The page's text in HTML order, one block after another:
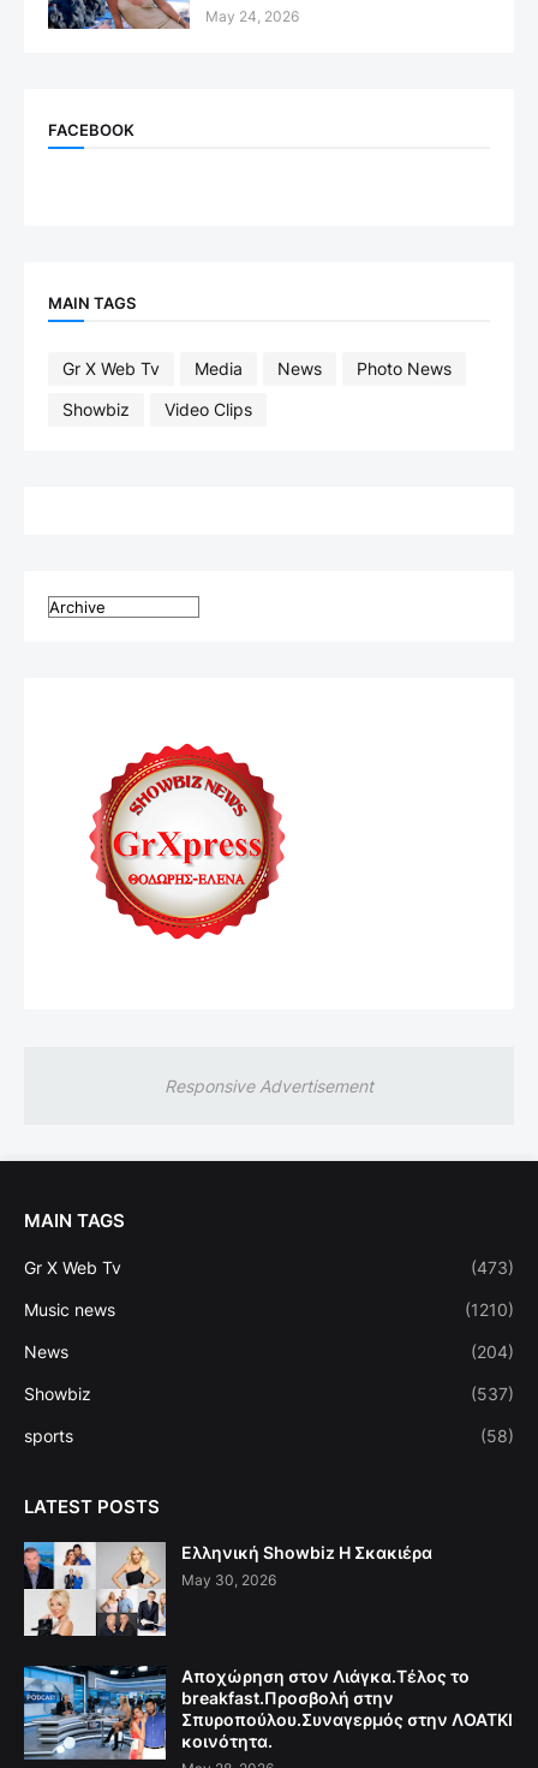
May 24, 2026
FACEBOOK
MAIN TAGS
Gr X Web Tv Media News
Photo News
Showbiz
Video Clips
Responsive Advertisement
MAIN TAGS
Gr X Web Tv (473)
Music news (1210)
News (204)
Showbiz (537)
sports (58)
LATEST POSTS
Ελληνική Showbiz Η Σκακιέρα
May 30, 2026
Αποχώρηση στον Λιάγκα.Τέλος το
breakfast.Προσβολή στην
Σπυροπούλου.Συναγερμός στην ΛΟΑΤΚΙ
κοινότητα.